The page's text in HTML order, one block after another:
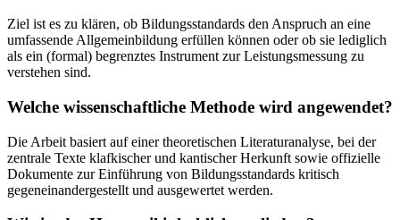
Ziel ist es zu klären, ob Bildungsstandards den Anspruch an eine
umfassende Allgemeinbildung erfüllen können oder ob sie lediglich
als ein (formal) begrenztes Instrument zur Leistungsmessung zu
verstehen sind.
Welche wissenschaftliche Methode wird angewendet?
Die Arbeit basiert auf einer theoretischen Literaturanalyse, bei der
zentrale Texte klafkischer und kantischer Herkunft sowie offizielle
Dokumente zur Einführung von Bildungsstandards kritisch
gegeneinandergestellt und ausgewertet werden.